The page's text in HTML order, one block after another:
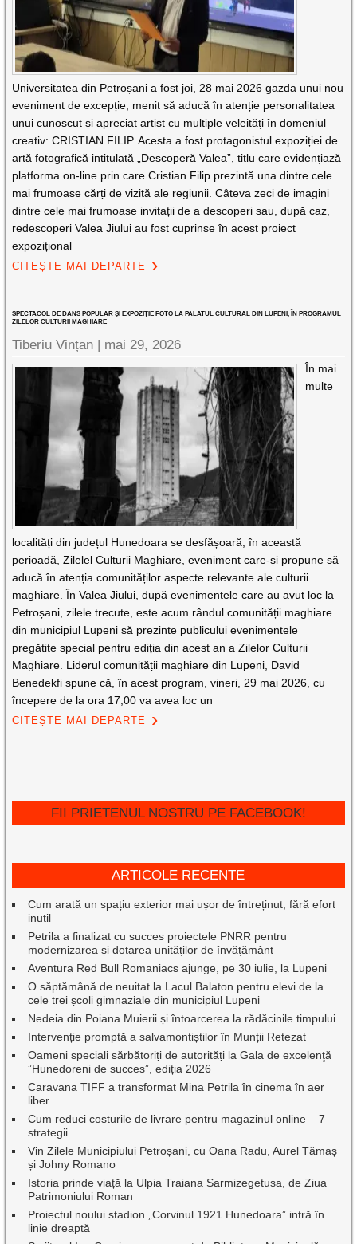
Universitatea din Petroșani a fost joi, 28 mai 2026 gazda unui nou
eveniment de excepție, menit să aducă în atenție personalitatea
unui cunoscut și apreciat artist cu multiple veleități în domeniul
creativ: CRISTIAN FILIP. Acesta a fost protagonistul expoziției de
artă fotografică intitulată „Descoperă Valea”, titlu care evidențiază
platforma on-line prin care Cristian Filip prezintă una dintre cele
mai frumoase cărți de vizită ale regiunii. Câteva zeci de imagini
dintre cele mai frumoase invitații de a descoperi sau, după caz,
redescoperi Valea Jiului au fost cuprinse în acest proiect
expozițional
CITEȘTE MAI DEPARTE
SPECTACOL DE DANS POPULAR ȘI EXPOZIȚIE FOTO LA PALATUL CULTURAL DIN LUPENI, ÎN PROGRAMUL
ZILELOR CULTURII MAGHIARE
Tiberiu Vințan | mai 29, 2026
În mai
multe
localități din județul Hunedoara se desfășoară, în această
perioadă, Zilelel Culturii Maghiare, eveniment care-și propune să
aducă în atenția comunităților aspecte relevante ale culturii
maghiare. În Valea Jiului, după evenimentele care au avut loc la
Petroșani, zilele trecute, este acum rândul comunității maghiare
din municipiul Lupeni să prezinte publicului evenimentele
pregătite special pentru ediția din acest an a Zilelor Culturii
Maghiare. Liderul comunității maghiare din Lupeni, David
Benedekfi spune că, în acest program, vineri, 29 mai 2026, cu
începere de la ora 17,00 va avea loc un
CITEȘTE MAI DEPARTE
FII PRIETENUL NOSTRU PE FACEBOOK!
ARTICOLE RECENTE
Cum arată un spațiu exterior mai ușor de întreținut, fără efort
inutil
Petrila a finalizat cu succes proiectele PNRR pentru
modernizarea și dotarea unităților de învățământ
Aventura Red Bull Romaniacs ajunge, pe 30 iulie, la Lupeni
O săptămână de neuitat la Lacul Balaton pentru elevi de la
cele trei școli gimnaziale din municipiul Lupeni
Nedeia din Poiana Muierii și întoarcerea la rădăcinile timpului
Intervenție promptă a salvamontiștilor în Munții Retezat
Oameni speciali sărbătoriți de autorități la Gala de excelenţă
”Hunedoreni de succes”, ediția 2026
Caravana TIFF a transformat Mina Petrila în cinema în aer
liber.
Cum reduci costurile de livrare pentru magazinul online – 7
strategii
Vin Zilele Municipiului Petroșani, cu Oana Radu, Aurel Tămaș
și Johny Romano
Istoria prinde viață la Ulpia Traiana Sarmizegetusa, de Ziua
Patrimoniului Roman
Proiectul noului stadion „Corvinul 1921 Hunedoara” intră în
linie dreaptă